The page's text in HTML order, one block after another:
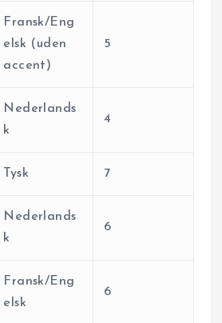
Fransk/Eng
elsk (uden
accent)
5
Nederlands
k
4
Tysk 7
Nederlands
k
6
Fransk/Eng
elsk
6